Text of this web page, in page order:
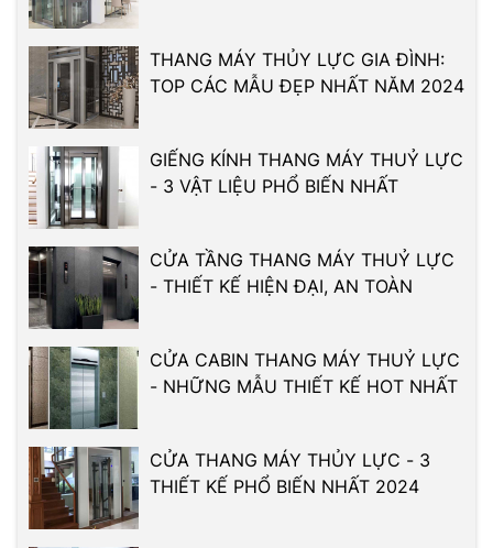
THANG MÁY THỦY LỰC GIA ĐÌNH:
TOP CÁC MẪU ĐẸP NHẤT NĂM 2024
GIẾNG KÍNH THANG MÁY THUỶ LỰC
- 3 VẬT LIỆU PHỔ BIẾN NHẤT
CỬA TẦNG THANG MÁY THUỶ LỰC
- THIẾT KẾ HIỆN ĐẠI, AN TOÀN
CỬA CABIN THANG MÁY THUỶ LỰC
- NHỮNG MẪU THIẾT KẾ HOT NHẤT
CỬA THANG MÁY THỦY LỰC - 3
THIẾT KẾ PHỔ BIẾN NHẤT 2024